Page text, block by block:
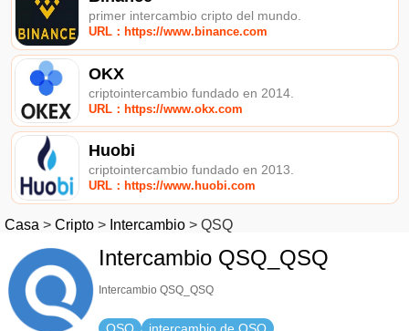
primer intercambio cripto del mundo.
URL：https://www.binance.com
OKX
criptointercambio fundado en 2014.
URL：https://www.okx.com
Huobi
criptointercambio fundado en 2013.
URL：https://www.huobi.com
Casa > Cripto > Intercambio > QSQ
Intercambio QSQ_QSQ
Intercambio QSQ_QSQ